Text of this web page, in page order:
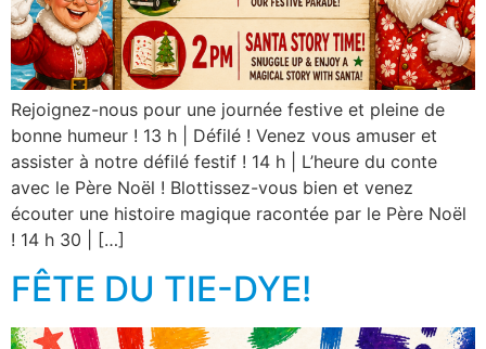
Rejoignez-nous pour une journée festive et pleine de
bonne humeur ! 13 h | Défilé ! Venez vous amuser et
assister à notre défilé festif ! 14 h | L’heure du conte
avec le Père Noël ! Blottissez-vous bien et venez
écouter une histoire magique racontée par le Père Noël
! 14 h 30 | […]
FÊTE DU TIE-DYE!